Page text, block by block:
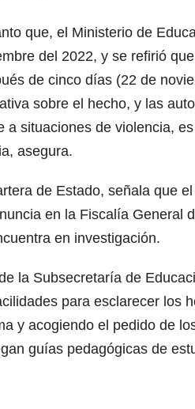
que, el Ministerio de
del 2022, y se refirió
de cinco días (22 de
sobre el hecho, y las
a situaciones de violencia,
asegura.
de Estado, señala que
en la Fiscalía General
en investigación.
la Subsecretaría de
para esclarecer los
y acogiendo el pedido de
guías pedagógicas de